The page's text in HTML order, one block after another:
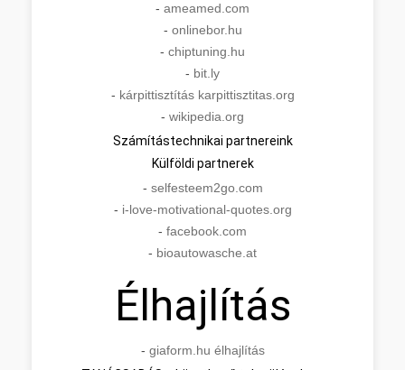
- ameamed.com
- onlinebor.hu
- chiptuning.hu
- bit.ly
- kárpittisztítás karpittisztitas.org
- wikipedia.org
Számítástechnikai partnereink
Külföldi partnerek
- selfesteem2go.com
- i-love-motivational-quotes.org
- facebook.com
- bioautowasche.at
Élhajlítás
- giaform.hu élhajlítás